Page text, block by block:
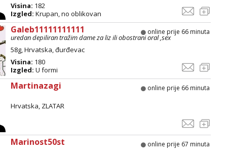
Visina: 182
Izgled: Krupan, no oblikovan
Galeb11111111111
uredan depiliran tražim dame za liz ili obostrani oral ,sex
58g, Hrvatska, đurđevac
Visina: 180
Izgled: U formi
online prije 66 minuta
Martinazagi
Hrvatska, ZLATAR
online prije 66 minuta
Marinost50st online prije 67 minuta